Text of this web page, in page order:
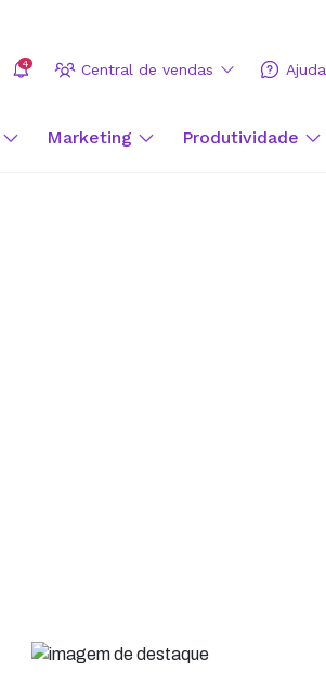
4 Central de vendas Ajuda
Marketing Produtividade